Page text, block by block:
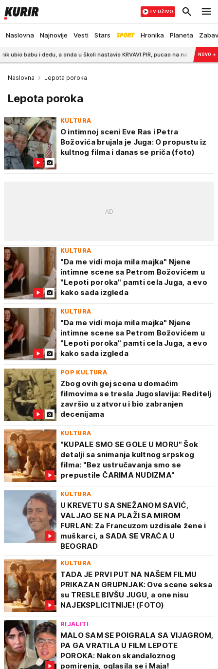
Naslovna Najnovije Vesti Stars Hronika Planeta
TV UŽIVO
babu i dedu, a onda u školi nastavio KRVAVI PIR, pucao na nastavnike i đake!
NOVO →
Naslovna Lepota poroka
Lepota poroka
KULTURA
O intimnoj sceni Eve Ras i Petra
Božovića brujala je Juga: O propustu iz
kultnog filma i danas se priča (foto)
KULTURA
"Da me vidi moja mila majka" Njene
intimne scene sa Petrom Božovićem u
"Lepoti poroka" pamti cela Juga, a evo
kako sada izgleda
KULTURA
"Da me vidi moja mila majka" Njene
intimne scene sa Petrom Božovićem u
"Lepoti poroka" pamti cela Juga, a evo
kako sada izgleda
POP KULTURA
Zbog ovih gej scena u domaćim
filmovima se tresla Jugoslavija: Reditelj
završio u zatvoru i bio zabranjen
decenijama
KULTURA
"KUPALE SMO SE GOLE U MORU" Šok
detalji sa snimanja kultnog srpskog
filma: "Bez ustručavanja smo se
prepustile ČARIMA NUDIZMA"
KULTURA
U KREVETU SA SNEŽANOM SAVIĆ,
VALJAO SE NA PLAŽI SA MIROM
FURLAN: Za Francuzom uzdisale žene i
muškarci, a SADA SE VRAĆA U
BEOGRAD
KULTURA
TADA JE PRVI PUT NA NAŠEM FILMU
PRIKAZAN GRUPNJAK: Ove scene seksa
su TRESLE BIVŠU JUGU, a one nisu
NAJEKSPLICITNIJE! (FOTO)
RIJALITI
MALO SAM SE POIGRALA SA VIJAGROM,
PA GA VRATILA U FILM LEPOTE
POROKA: Nakon skandaloznog
pomirenja, oglasila se i Maja!